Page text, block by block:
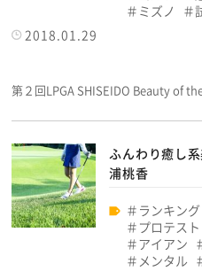
ミズノ
2018.01.29
第２回LPGA SHISEIDO Beauty of
ふんわり癒し
浦桃香
ランキング
プロテスト
アイアン
メンタル